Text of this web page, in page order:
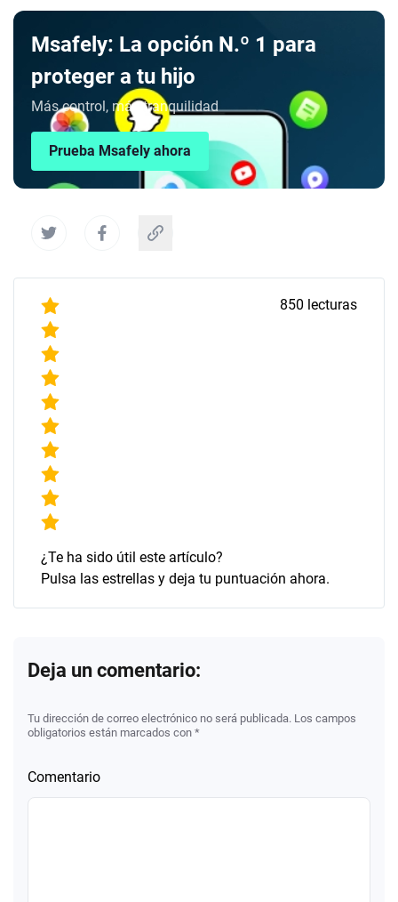
Msafely: La opción N.º 1 para
proteger a tu hijo
Más control, más tranquilidad
Prueba Msafely ahora
850 lecturas
¿Te ha sido útil este artículo?
Pulsa las estrellas y deja tu puntuación ahora.
Deja un comentario:
Tu dirección de correo electrónico no será publicada. Los campos
obligatorios están marcados con *
Comentario